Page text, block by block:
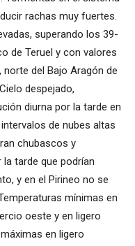
rachas muy fuertes.
superando los 39-
de Teruel y con valores
norte del Bajo Aragón de
despejado,
diurna por la tarde en
de nubes altas
chubascos y
tarde que podrían
y en el Pirineo no se
mínimas en
oeste y en ligero
en ligero